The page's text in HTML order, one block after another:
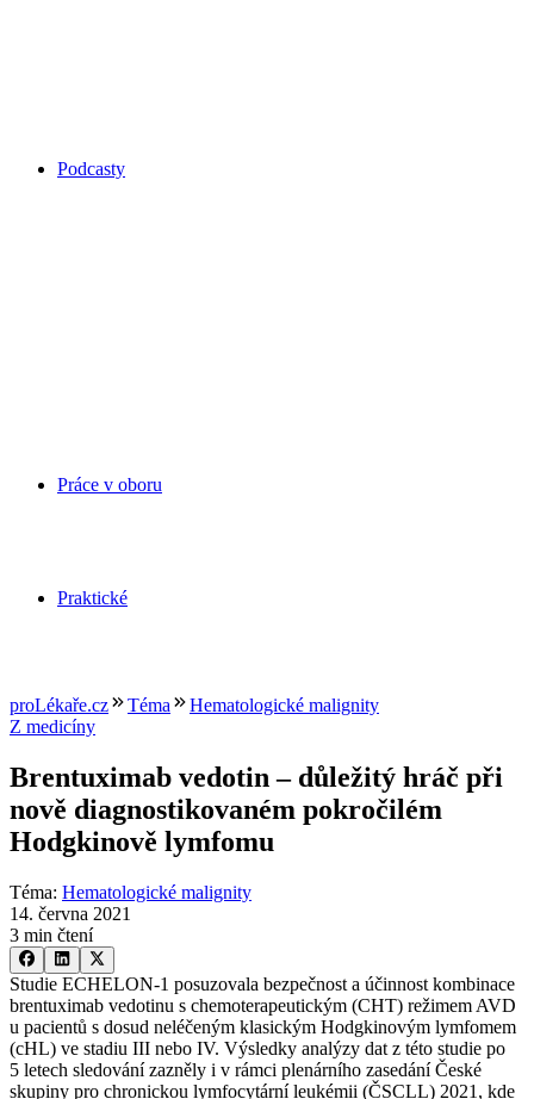
Podcasty
Práce v oboru
Praktické
proLékaře.cz Téma
Hematologické malignity
Z medicíny
Brentuximab vedotin –⁠ důležitý hráč při
nově diagnostikovaném pokročilém
Hodgkinově lymfomu
Téma: Hematologické malignity
14. června 2021
3 min čtení
Studie ECHELON-1 posuzovala bezpečnost a účinnost kombinace
brentuximab vedotinu s chemoterapeutickým (CHT) režimem AVD
u pacientů s dosud neléčeným klasickým Hodgkinovým lymfomem
(cHL) ve stadiu III nebo IV. Výsledky analýzy dat z této studie po
5 letech sledování zazněly i v rámci plenárního zasedání České
skupiny pro chronickou lymfocytární leukémii (ČSCLL) 2021, kde